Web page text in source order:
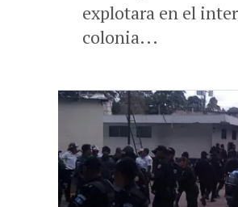
explotara en el
colonia...